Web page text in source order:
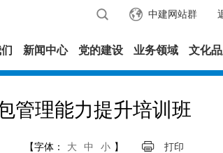
中建网站群
新闻中心 党的建设 业务领域 文化
管理能力提升培训班
【字体： 大 中 小 】 打印